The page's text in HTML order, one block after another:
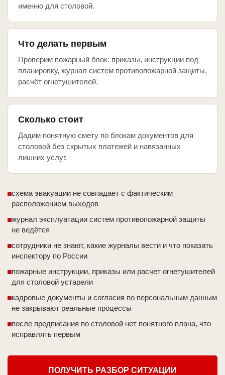
именно для столовой.
Что делать первым
Проверим пожарный блок: приказы, инструкции под
планировку, журнал систем противопожарной защиты,
расчёт огнетушителей.
Сколько стоит
Дадим понятную смету по блокам документов для
столовой без скрытых платежей и навязанных
лишних услуг.
схема эвакуации не совпадает с фактическим
расположением выходов
журнал эксплуатации систем противопожарной защиты
не ведётся
сотрудники не знают, какие журналы вести и что показать
инспектору по России
пожарные инструкции, приказы или расчет огнетушителей
для столовой устарели
кадровые документы и согласия по персональным данным
не закрывают реальные процессы
после предписания по столовой нет понятного плана, что
исправлять первым
ПОЛУЧИТЬ РАЗБОР СИТУАЦИИ